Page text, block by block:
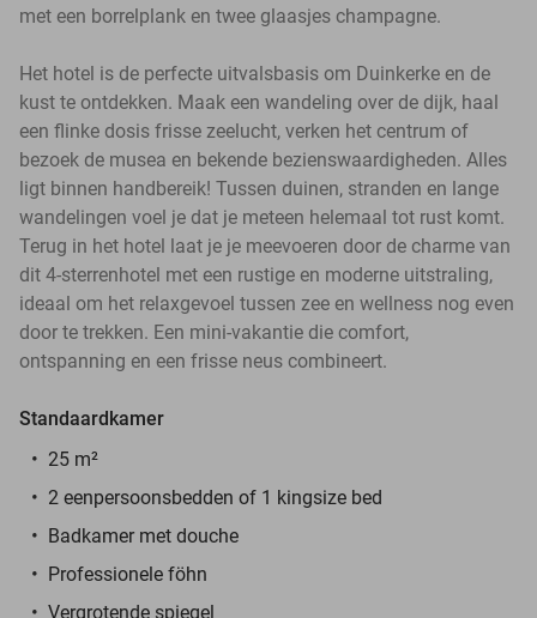
met een borrelplank en twee glaasjes champagne.
Het hotel is de perfecte uitvalsbasis om Duinkerke en de
kust te ontdekken. Maak een wandeling over de dijk, haal
een flinke dosis frisse zeelucht, verken het centrum of
bezoek de musea en bekende bezienswaardigheden. Alles
ligt binnen handbereik! Tussen duinen, stranden en lange
wandelingen voel je dat je meteen helemaal tot rust komt.
Terug in het hotel laat je je meevoeren door de charme van
dit 4-sterrenhotel met een rustige en moderne uitstraling,
ideaal om het relaxgevoel tussen zee en wellness nog even
door te trekken. Een mini-vakantie die comfort,
ontspanning en een frisse neus combineert.
Standaardkamer
25 m²
2 eenpersoonsbedden of 1 kingsize bed
Badkamer met douche
Professionele föhn
Vergrotende spiegel